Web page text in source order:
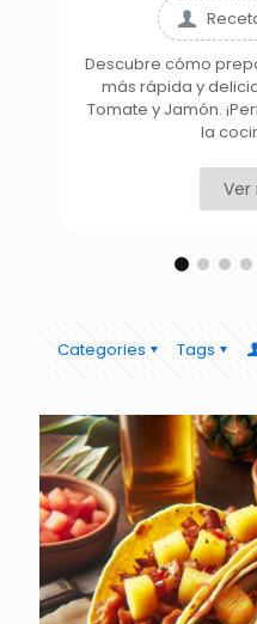
Descubre cómo
más rápida y
Tomate y Jamón.
la
Categories Tags